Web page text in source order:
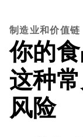
制造业和价值链
你的
这种
风险